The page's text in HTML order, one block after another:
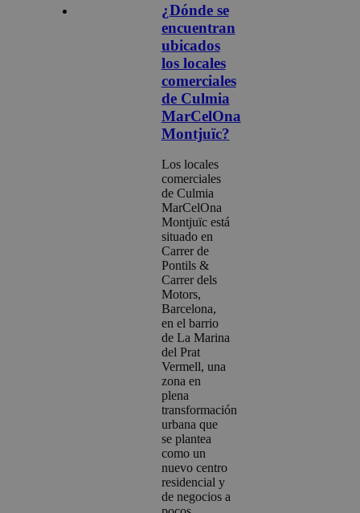
¿Dónde se
encuentran
ubicados
los locales
comerciales
de Culmia
MarCelOna
Montjuïc?
Los locales
comerciales
de Culmia
MarCelOna
Montjuïc está
situado en
Carrer de
Pontils &
Carrer dels
Motors,
Barcelona,
en el barrio
de La Marina
del Prat
Vermell, una
zona en
plena
transformación
urbana que
se plantea
como un
nuevo centro
residencial y
de negocios a